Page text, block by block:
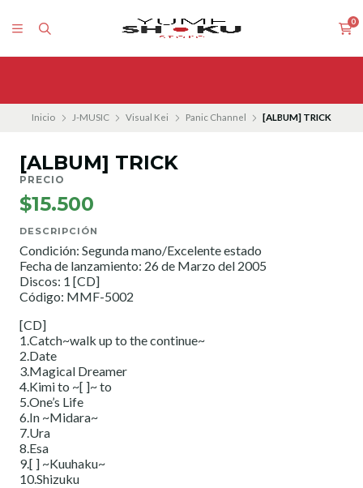
0
Inicio J-MUSIC Visual Kei Panic Channel [ALBUM] TRICK
[ALBUM] TRICK
PRECIO
$15.500
DESCRIPCIÓN
Condición: Segunda mano/Excelente estado
Fecha de lanzamiento: 26 de Marzo del 2005
Discos: 1 [CD]
Código: MMF-5002
[CD]
1.Catch~walk up to the continue~
2.Date
3.Magical Dreamer
4.Kimi to ~[ ]~ to
5.One’s Life
6.In ~Midara~
7.Ura
8.Esa
9.[ ] ~Kuuhaku~
10.Shizuku